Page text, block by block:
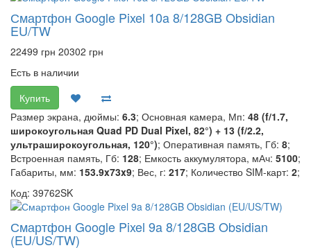
Смартфон Google Pixel 10a 8/128GB Obsidian
EU/TW
22499 грн 20302 грн
Есть в наличии
Купить
Размер экрана, дюймы: 6.3; Основная камера, Мп: 48 (f/1.7,
широкоугольная Quad PD Dual Pixel, 82°) + 13 (f/2.2,
ультраширокоугольная, 120°); Оперативная память, Гб: 8;
Встроенная память, Гб: 128; Емкость аккумулятора, мАч: 5100;
Габариты, мм: 153.9x73x9; Вес, г: 217; Количество SIM-карт: 2;
Код: 39762SK
Смартфон Google Pixel 9a 8/128GB Obsidian
(EU/US/TW)